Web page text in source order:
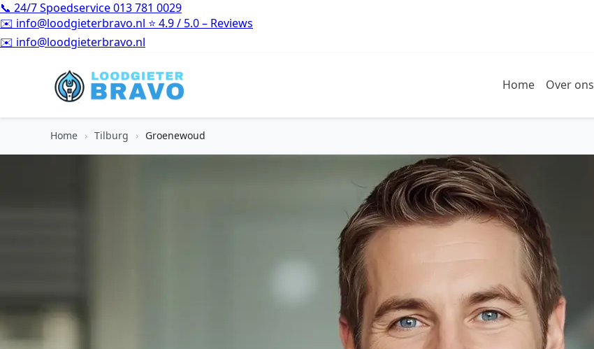
📞 24/7 Spoedservice013 781 0029
✉️ info@loodgieterbravo.nl ⭐ 4.9 / 5.0 – Reviews
⭐4.9 / 5.0 – Reviews
Home Over ons
Home › Tilburg › Groenewoud